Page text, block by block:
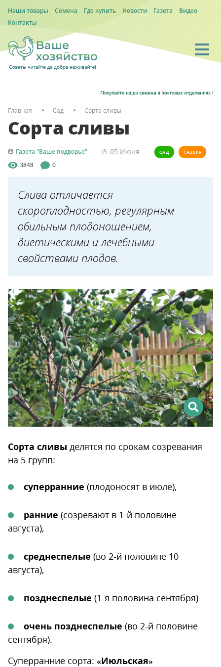
Наши товары Семена Где купить Новости Газета
Видео
Контакты
Главная Сад Сорта сливы
Сорта сливы
Газета "Ваше подворье" 05 Июня САД ГАЗЕТА
3848 0
Слива отличается
скороплодностью, регулярным
обильным плодоношением,
диетическими и лечебными
свойствами плодов.
Сорта сливы делятся по срокам созревания
на 5 групп:
суперранние (плодоносят в июле),
ранние (созревают в 1-й половине
августа),
среднеспелые (во 2-й половине 10
августа),
позднеспелые (1-я половина сентября)
очень позднеспелые (во 2-й половине
сентября).
Суперранние сорта: «Июльская»